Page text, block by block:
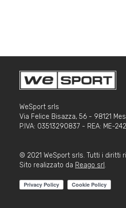
WeSport srls
Via Felice Bisazza, 56 - 98121
P.IVA: 03513290837 - REA: ME-
© 2021 WeSport srls. Tutti i diritti
Sito realizzato da Reago srl .